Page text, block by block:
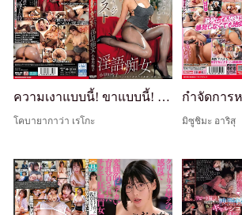
ความเงาแบบนี้! ขาแบบนี้! เสน่ห์ทางเพศแบบนี้! ถุงน่องไม่มีกางเกงในลื่นๆ สาวพูดสกปรก Reiko Kobayakawa
โคบายากาว่า เรโกะ มิซูชิมะ อาริสุ